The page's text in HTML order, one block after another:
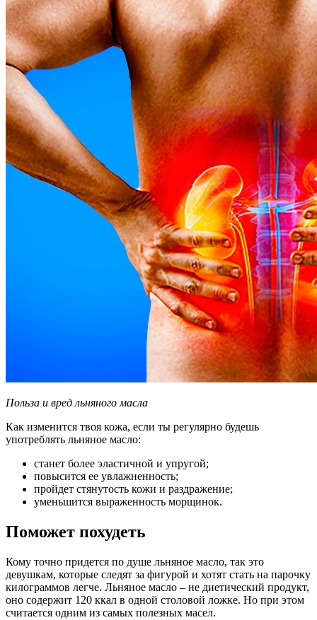
Польза и вред льняного масла
Как изменится твоя кожа, если ты регулярно будешь
употреблять льняное масло:
станет более эластичной и упругой;
повысится ее увлажненность;
пройдет стянутость кожи и раздражение;
уменьшится выраженность морщинок.
Поможет похудеть
Кому точно придется по душе льняное масло, так это
девушкам, которые следят за фигурой и хотят стать на парочку
килограммов легче. Льняное масло – не диетический продукт,
оно содержит 120 ккал в одной столовой ложке. Но при этом
считается одним из самых полезных масел.